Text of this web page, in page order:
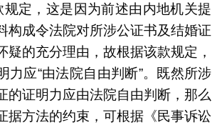
规定，这是因为前述由内地机关提
构成令法院对所涉公证书及结婚证
疑的充分理由，故根据该款规定，
力应“由法院自由判断”。既然所涉
的证明力应由法院自由判断，那么
据方法的约束，可根据《民事诉讼